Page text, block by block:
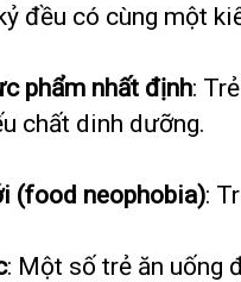
đều có cùng một
phẩm nhất định:
chất dinh dưỡng.
(food neophobia):
: Một số trẻ ăn uống